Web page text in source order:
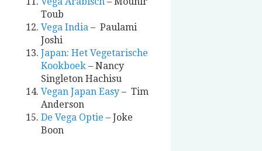
Toub
Vega India – Paulami
Joshi
Japan: Het Vegetarische
Kookboek – Nancy
Singleton Hachisu
Vegan Japan Easy – Tim
Anderson
De Vega Optie – Joke
Boon